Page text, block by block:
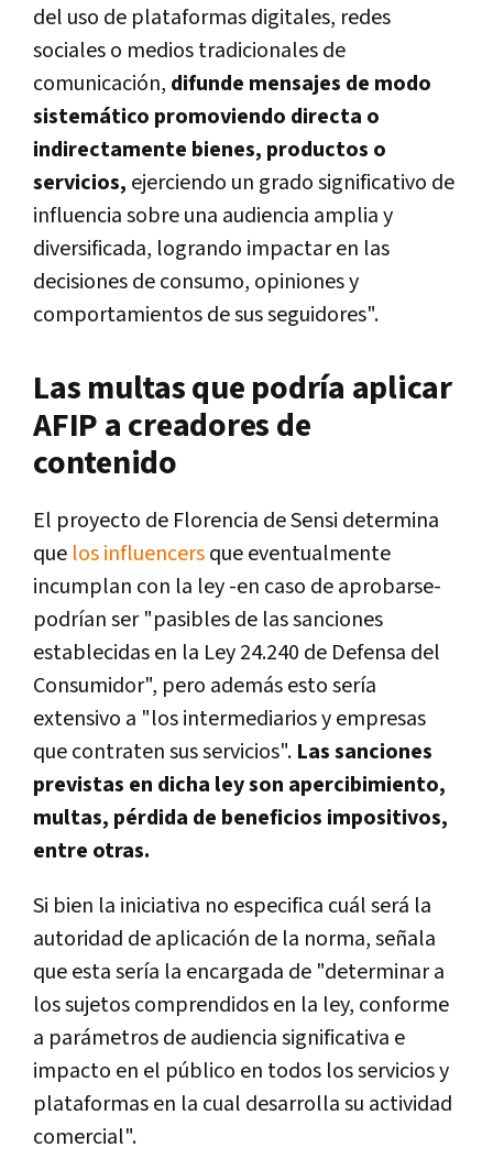
del uso de plataformas digitales, redes
sociales o medios tradicionales de
comunicación, difunde mensajes de modo
sistemático promoviendo directa o
indirectamente bienes, productos o
servicios, ejerciendo un grado significativo de
influencia sobre una audiencia amplia y
diversificada, logrando impactar en las
decisiones de consumo, opiniones y
comportamientos de sus seguidores".
Las multas que podría aplicar
AFIP a creadores de
contenido
El proyecto de Florencia de Sensi determina
que los influencersque eventualmente
incumplan con la ley -en caso de aprobarse-
podrían ser "pasibles de las sanciones
establecidas en la Ley 24.240 de Defensa del
Consumidor", pero además esto sería
extensivo a "los intermediarios y empresas
que contraten sus servicios". Las sanciones
previstas en dicha ley son apercibimiento,
multas, pérdida de beneficios impositivos,
entre otras.
Si bien la iniciativa no especifica cuál será la
autoridad de aplicación de la norma, señala
que esta sería la encargada de "determinar a
los sujetos comprendidos en la ley, conforme
a parámetros de audiencia significativa e
impacto en el público en todos los servicios y
plataformas en la cual desarrolla su actividad
comercial".